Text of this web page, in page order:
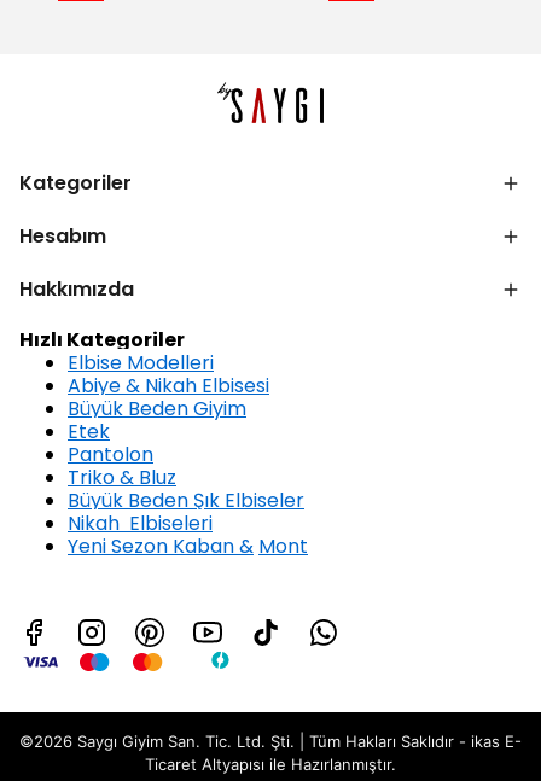
Kategoriler
Hesabım
Hakkımızda
Hızlı Kategoriler
Elbise Modelleri
Abiye & Nikah Elbisesi
Büyük Beden Giyim
Etek
Pantolon
Triko & Bluz
Büyük Beden Şık Elbiseler
Nikah Elbiseleri
Yeni Sezon Kaban & Mont
©2026 Saygı Giyim San. Tic. Ltd. Şti. | Tüm Hakları Saklıdır - ikas E-
Ticaret Altyapısı ile Hazırlanmıştır.